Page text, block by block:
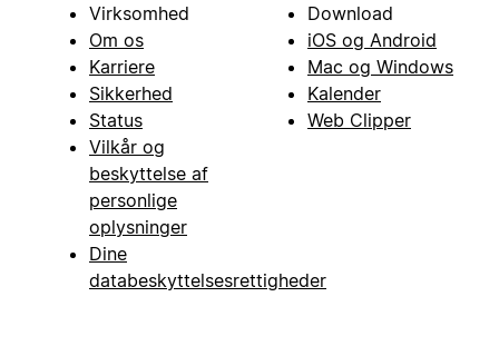
Virksomhed
Om os
Karriere
Sikkerhed
Status
Vilkår og
beskyttelse af
personlige
oplysninger
Dine
databeskyttelsesrettigheder
Download
iOS og Android
Mac og Windows
Kalender
Web Clipper